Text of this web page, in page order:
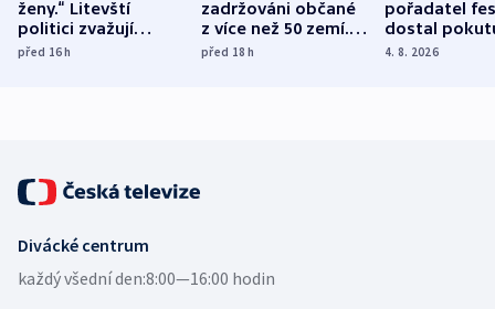
ženy.“ Litevští
politici zvažují
dohodu o
před 16h
zadržováni občané
z více než 50 zemí.
Bojovali na straně
před 18h
pořadatel
dostal
nekalé
4. 8. 2026
Divácké centrum
každý všední den:8:00—16:00 hodin